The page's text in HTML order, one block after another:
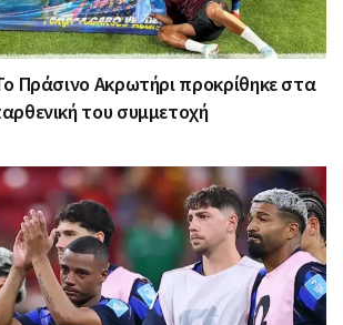
Πράσινο Ακρωτήρι προκρίθηκε στα
του συμμετοχή